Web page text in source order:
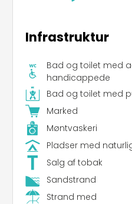
Infrastruktur
Bad og toilet med
handicappede
Bad og toilet med
Marked
Møntvaskeri
Pladser med
Salg af tobak
Sandstrand
Strand med